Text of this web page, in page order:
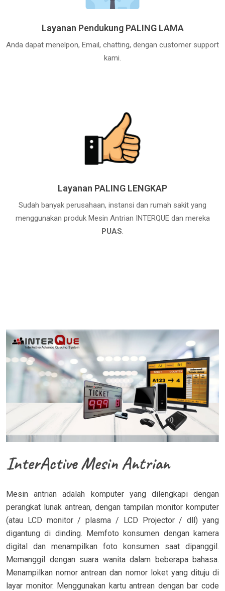
Layanan Pendukung PALING LAMA
Anda dapat menelpon, Email, chatting, dengan customer support
kami.
Layanan PALING LENGKAP
Sudah banyak perusahaan, instansi dan rumah sakit yang
menggunakan produk Mesin Antrian INTERQUE dan mereka
PUAS.
InterActive Mesin Antrian
Mesin antrian adalah komputer yang dilengkapi dengan
perangkat lunak antrean, dengan tampilan monitor komputer
(atau LCD monitor / plasma / LCD Projector / dll) yang
digantung di dinding. Memfoto konsumen dengan kamera
digital dan menampilkan foto konsumen saat dipanggil.
Memanggil dengan suara wanita dalam beberapa bahasa.
Menampilkan nomor antrean dan nomor loket yang dituju di
layar monitor. Menggunakan kartu antrean dengan bar code